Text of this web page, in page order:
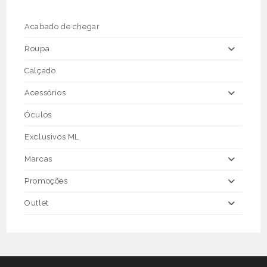
Acabado de chegar
Roupa
Calçado
Acessórios
Óculos
Exclusivos ML
Marcas
Promoções
Outlet